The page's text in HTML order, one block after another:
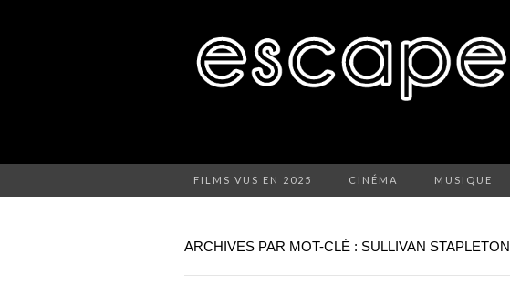
FILMS VUS EN 2025 CINÉMA MUSIQUE
ARCHIVES PAR MOT-CLÉ : SULLIVAN STAPLETON